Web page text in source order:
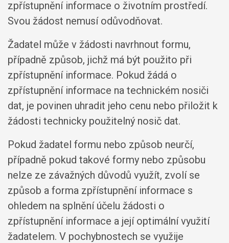
zpřístupnění informace o životním prostředí.
Svou žádost nemusí odůvodňovat.
Žadatel může v žádosti navrhnout formu,
případně způsob, jichž má být použito při
zpřístupnění informace. Pokud žádá o
zpřístupnění informace na technickém nosiči
dat, je povinen uhradit jeho cenu nebo přiložit k
žádosti technicky použitelný nosič dat.
Pokud žadatel formu nebo způsob neurčí,
případně pokud takové formy nebo způsobu
nelze ze závažných důvodů využít, zvolí se
způsob a forma zpřístupnění informace s
ohledem na splnění účelu žádosti o
zpřístupnění informace a její optimální využití
žadatelem. V pochybnostech se využije